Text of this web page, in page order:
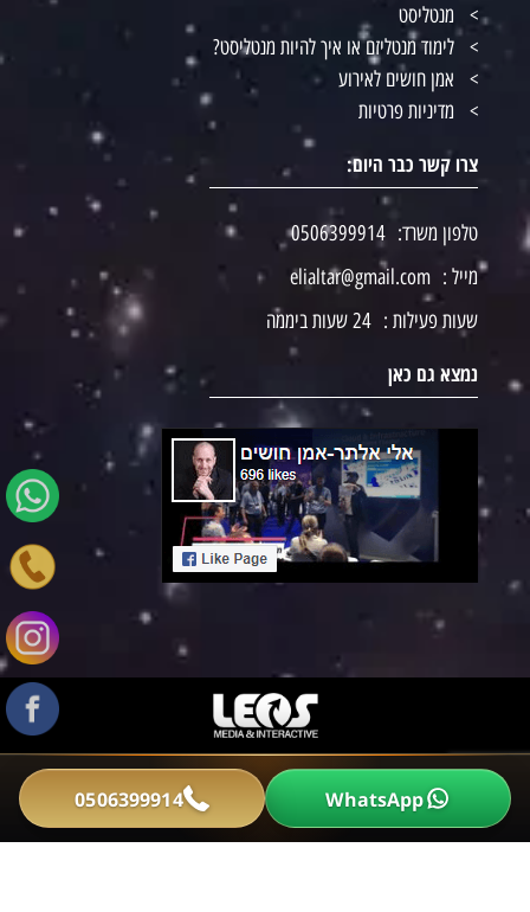
מנטליסט
לימוד מנטליזם או איך להיות מנטליסט?
אמן חושים לאירוע
מדיניות פרטיות
צרו קשר כבר היום:
טלפון משרד: 0506399914
מייל : elialtar@gmail.com
שעות פעילות : 24 שעות ביממה
נמצא גם כאן
WhatsApp
0506399914